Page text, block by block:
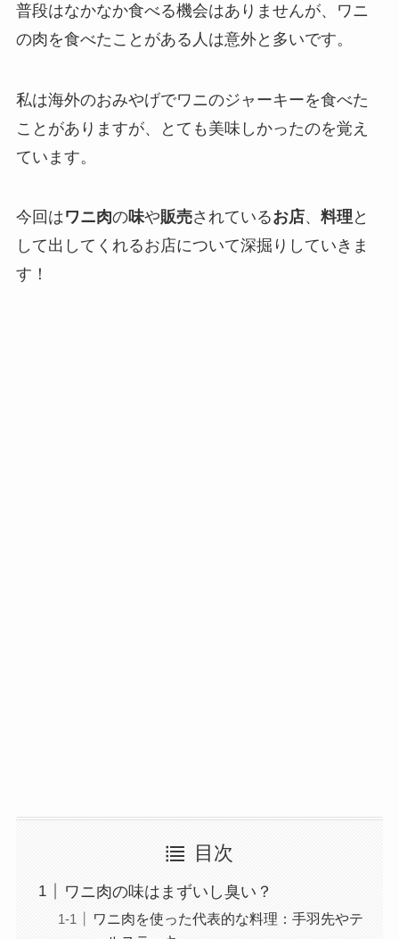
普段はなかなか食べる機会はありませんが、ワニ
の肉を食べたことがある人は意外と多いです。
私は海外のおみやげでワニのジャーキーを食べた
ことがありますが、とても美味しかったのを覚え
ています。
今回はワニ肉の味や販売されているお店、 料理 と
して出してくれるお店について深掘りしていきま
す！
目次
ワニ肉の味はまずいし臭い？
ワニ肉を使った代表的な料理：手羽先やテ